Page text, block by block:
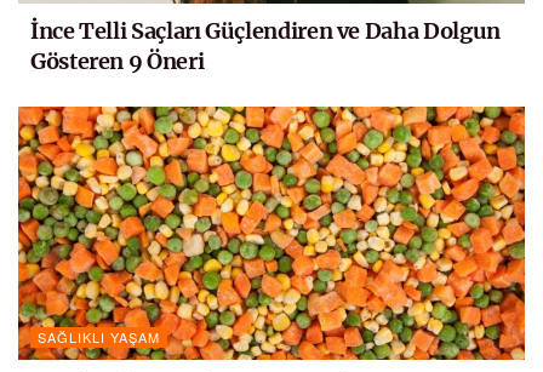
İnce Telli Saçları Güçlendiren ve Daha Dolgun
Gösteren 9 Öneri
SAĞLIKLI YAŞAM